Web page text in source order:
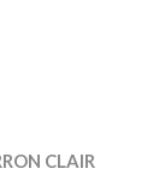
CLAIR